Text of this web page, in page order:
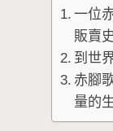
一位
販賣
到世
赤腳
量的